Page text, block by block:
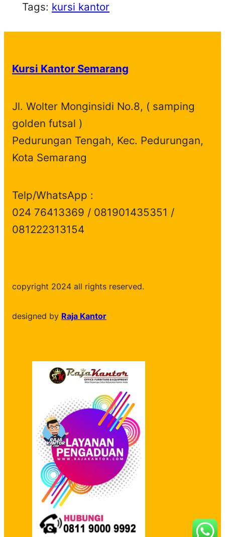
Tags: kursi kantor
Kursi Kantor Semarang
Jl. Wolter Monginsidi No.8, ( samping
golden futsal )
Pedurungan Tengah, Kec. Pedurungan,
Kota Semarang
Telp/WhatsApp :
024 76413369 / 081901435351 /
081222313154
copyright 2024 all rights reserved.
designed by Raja Kantor